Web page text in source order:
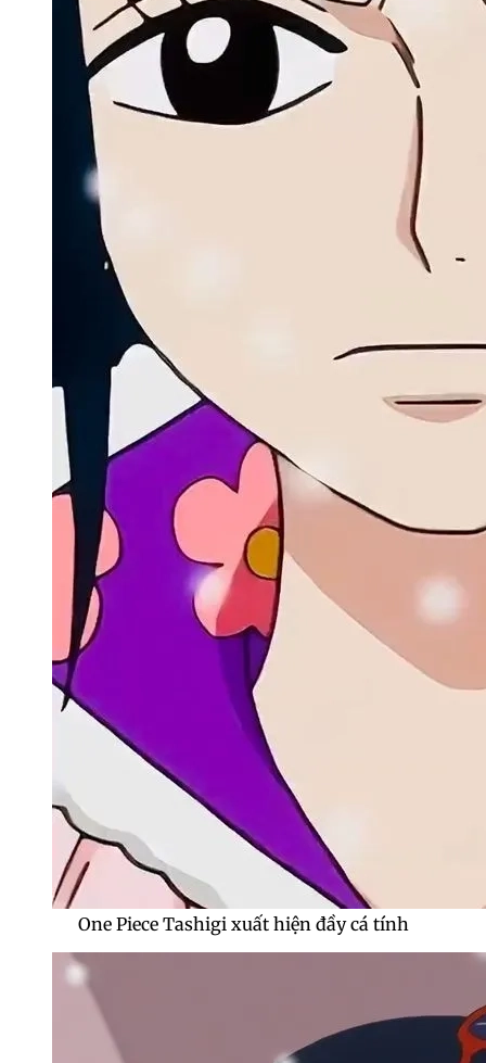
One Piece Tashigi xuất hiện đầy cá tính